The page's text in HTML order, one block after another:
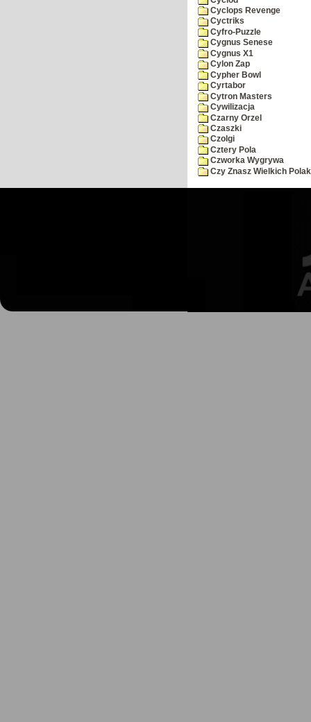
Cyclops Revenge
Cyctriks
Cyfro-Puzzle
Cygnus Senese
Cygnus X1
Cylon Zap
Cypher Bowl
Cyrtabor
Cytron Masters
Cywilizacja
Czarny Orzel
Czaszki
Czolgi
Cztery Pola
Czworka Wygrywa
Czy Znasz Wielkich